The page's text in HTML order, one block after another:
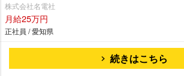
株式会社名電社
月給25万円
正社員 / 愛知県
続きはこちら